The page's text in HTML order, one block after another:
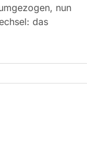
nun
das